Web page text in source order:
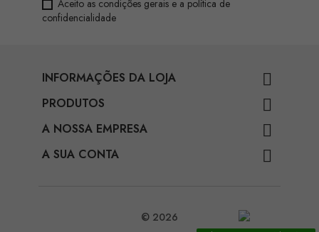
Aceito as condições gerais e a política de
confidencialidade
INFORMAÇÕES DA LOJA 
PRODUTOS 
A NOSSA EMPRESA 
A SUA CONTA 
© 2026